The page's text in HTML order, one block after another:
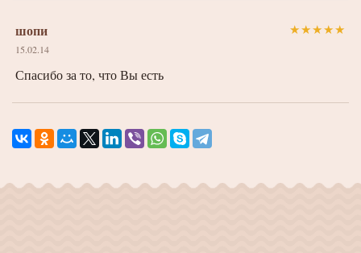
шопи
15.02.14
★★★★★
Спасибо за то, что Вы есть